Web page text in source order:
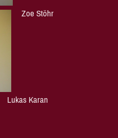
Zoe Stöhr
Lukas Karan